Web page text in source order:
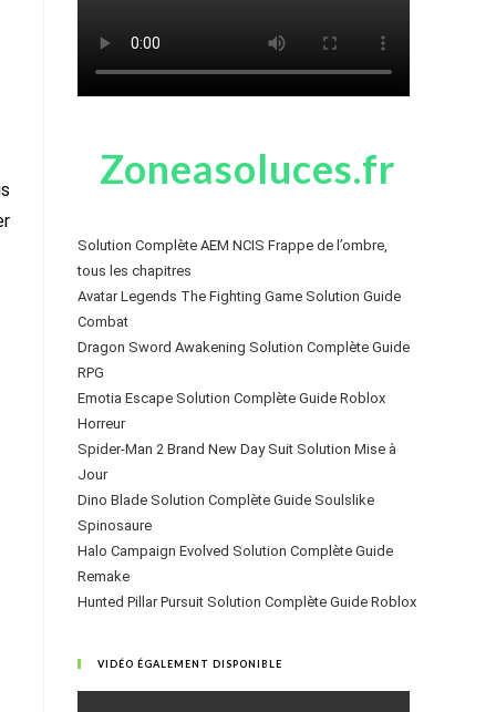
Zoneasoluces.fr
Solution Complète AEM NCIS Frappe de l’ombre,
tous les chapitres
Avatar Legends The Fighting Game Solution Guide
Combat
Dragon Sword Awakening Solution Complète Guide
RPG
Emotia Escape Solution Complète Guide Roblox
Horreur
Spider-Man 2 Brand New Day Suit Solution Mise à
Jour
Dino Blade Solution Complète Guide Soulslike
Spinosaure
Halo Campaign Evolved Solution Complète Guide
Remake
Hunted Pillar Pursuit Solution Complète Guide Roblox
VIDÉO ÉGALEMENT DISPONIBLE